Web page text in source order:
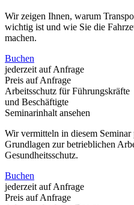
Wir zeigen Ihnen, warum
wichtig ist und wie Sie die
machen.
Buchen
jederzeit auf Anfrage
Preis auf Anfrage
Arbeitsschutz für Führungskräfte
und Beschäftigte
Seminarinhalt ansehen
Wir vermitteln in diesem
Grundlagen zur betrieblichen
Gesundheitsschutz.
Buchen
jederzeit auf Anfrage
Preis auf Anfrage